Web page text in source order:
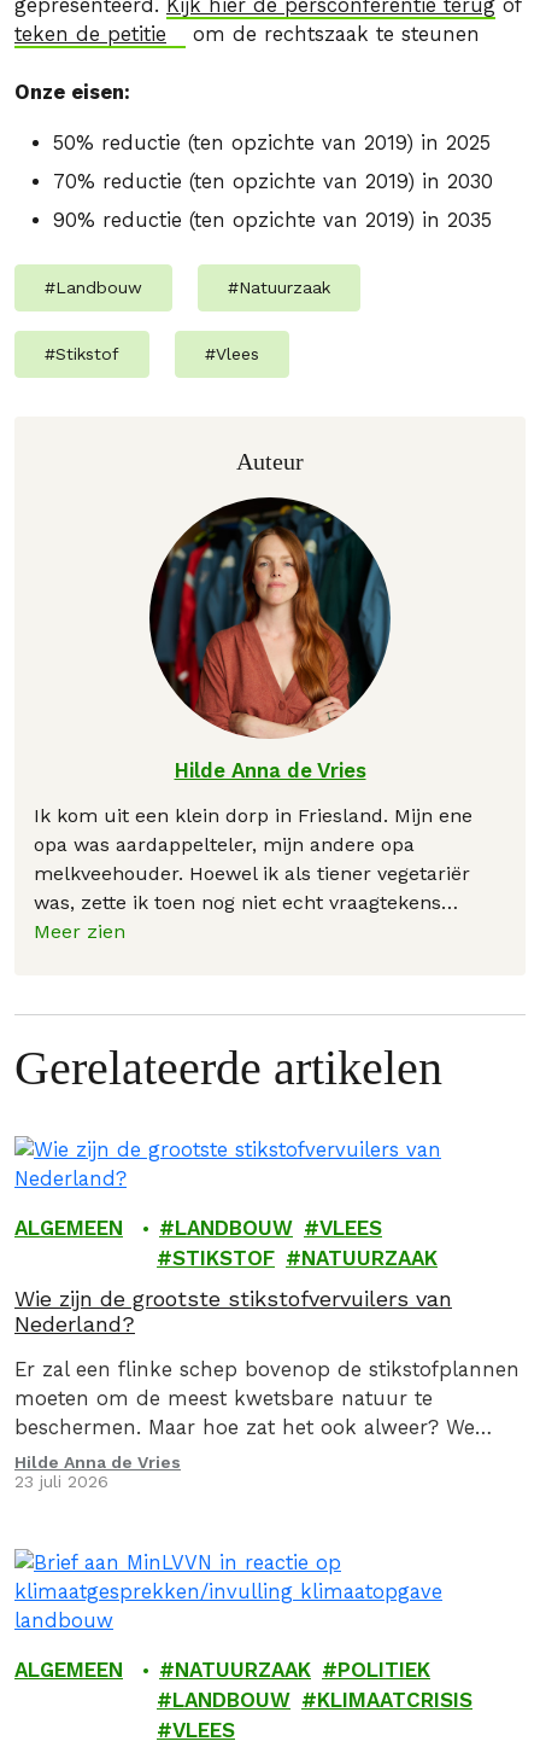
gepresenteerd. Kijk hier de persconferentie terug of
teken de petitie
om de rechtszaak te steunen
Onze eisen:
50% reductie (ten opzichte van 2019) in 2025
70% reductie (ten opzichte van 2019) in 2030
90% reductie (ten opzichte van 2019) in 2035
#Landbouw #Natuurzaak
#Stikstof #Vlees
Auteur
Hilde Anna de Vries
Ik kom uit een klein dorp in Friesland. Mijn ene
opa was aardappelteler, mijn andere opa
melkveehouder. Hoewel ik als tiener vegetariër
was, zette ik toen nog niet echt vraagtekens…
Meer zien
Gerelateerde artikelen
ALGEMEEN LANDBOUW
VLEES
STIKSTOF
NATUURZAAK
Wie zijn de grootste stikstofvervuilers van
Nederland?
Er zal een flinke schep bovenop de stikstofplannen
moeten om de meest kwetsbare natuur te
beschermen. Maar hoe zat het ook alweer? We
geven je graag een stoomcursus
stikstofproblematiek.
Hilde Anna de Vries
23 juli 2026
ALGEMEEN NATUURZAAK
POLITIEK
LANDBOUW
KLIMAATCRISIS
VLEES